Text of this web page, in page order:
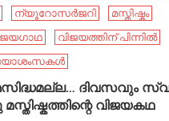
ന്യൂറോസർജറി
മസ്തിഷ്കം
വിജയത്തിന് പിന്നിൽ
ദിവസവും
വിജയകഥ